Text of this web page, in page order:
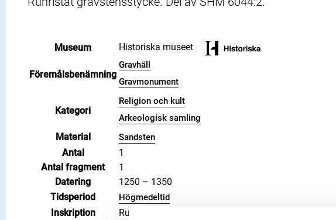
Museum Historiska museet
Föremålsbenämning
Gravhäll
Gravmonument
Kategori
Religion och kult
Arkeologisk samling
Material Sandsten
Antal
1
Antal fragment
1
Datering
1250 – 1350
Tidsperiod
Högmedeltid
Inskription
Runor